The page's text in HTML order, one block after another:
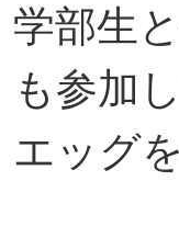
学部生
も参加
エッグ